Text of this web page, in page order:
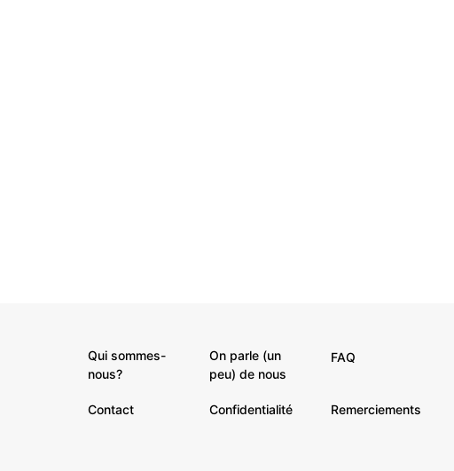
Qui sommes-
nous?
On parle (un
peu) de nous
FAQ
Contact Confidentialité Remerciements